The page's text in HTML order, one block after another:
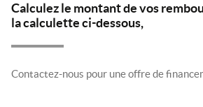
Calculez le montant de vos
la calculette ci-dessous,
Contactez-nous pour une offre de